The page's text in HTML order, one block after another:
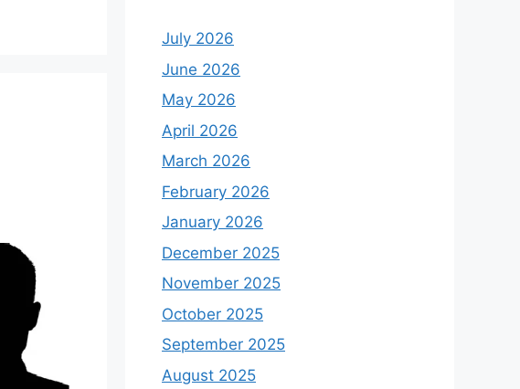
July 2026
June 2026
May 2026
April 2026
March 2026
February 2026
January 2026
December 2025
November 2025
October 2025
September 2025
August 2025